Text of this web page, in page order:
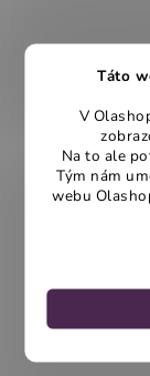
Táto
V
Na to ale
Tým nám
webu